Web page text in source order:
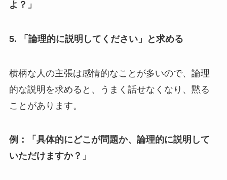
よ？」
5. 「論理的に説明してください」と求める
横柄な人の主張は感情的なことが多いので、論理
的な説明を求めると、うまく話せなくなり、黙る
ことがあります。
例：「具体的にどこが問題か、論理的に説明して
いただけますか？」